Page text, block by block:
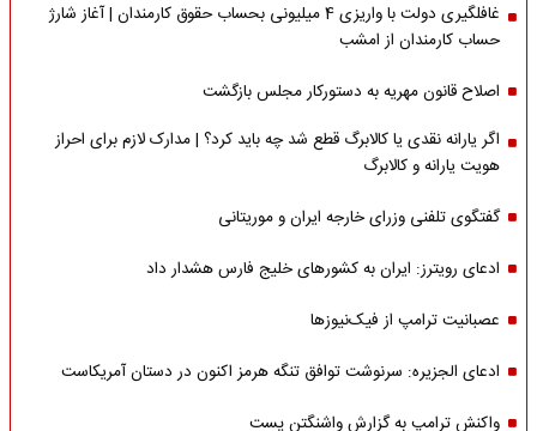
غافلگیری دولت با واریزی 4 میلیونی بحساب حقوق کارمندان | آغاز شارژ
حساب کارمندان از امشب
اصلاح قانون مهریه به دستورکار مجلس بازگشت
اگر یارانه نقدی یا کالابرگ قطع شد چه باید کرد؟ | مدارک لازم برای احراز
هویت یارانه و کالابرگ
گفتگوی تلفنی وزرای خارجه ایران و موریتانی
ادعای رویترز: ایران به کشورهای خلیج فارس هشدار داد
عصبانیت ترامپ از فیک‌نیوزها
ادعای الجزیره: سرنوشت توافق تنگه هرمز اکنون در دستان آمریکاست
واکنش ترامپ به گزارش واشنگتن پست